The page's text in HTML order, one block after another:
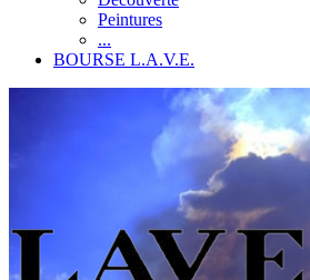
Peintures
...
BOURSE L.A.V.E.